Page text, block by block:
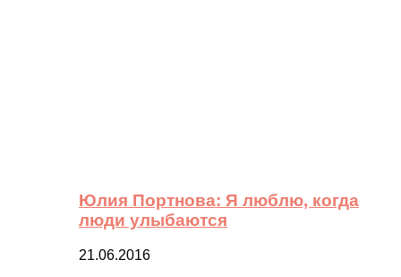
Юлия Портнова: Я люблю, когда
люди улыбаются
21.06.2016